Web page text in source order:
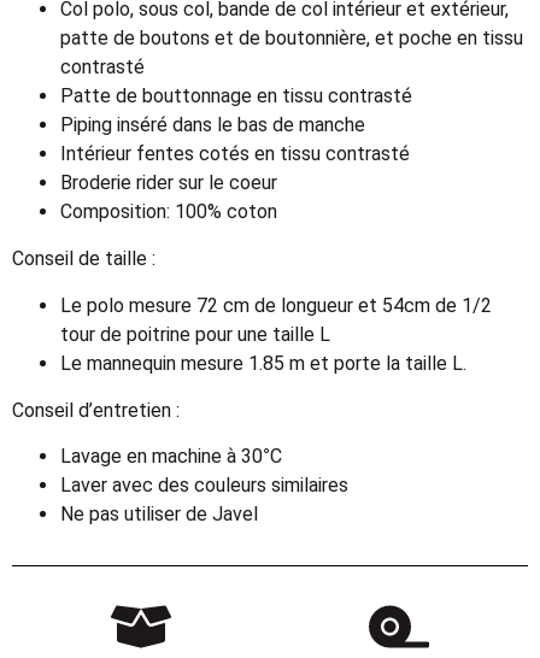
Col polo, sous col, bande de col intérieur et extérieur,
patte de boutons et de boutonnière, et poche en tissu
contrasté
Patte de bouttonnage en tissu contrasté
Piping inséré dans le bas de manche
Intérieur fentes cotés en tissu contrasté
Broderie rider sur le coeur
Composition: 100% coton
Conseil de taille :
Le polo mesure 72 cm de longueur et 54cm de 1/2
tour de poitrine pour une taille L
Le mannequin mesure 1.85 m et porte la taille L.
Conseil d’entretien :
Lavage en machine à 30°C
Laver avec des couleurs similaires
Ne pas utiliser de Javel